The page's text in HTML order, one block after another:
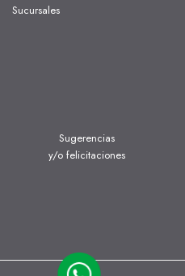
Sucursales
Sugerencias
y/o felicitaciones